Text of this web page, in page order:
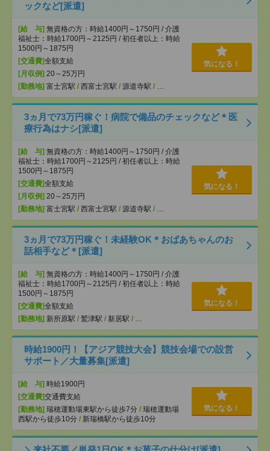
ックなど[派遣]
[給 与] 無資格の方：時給1400円～1750円 / 介護
福祉士：時給1700円～2125円 / 初任者以上：時給
1500円～1875円
[交通費]全額支給
[月収例] 20～25万円
[勤務地] 富士宮駅 / 西富士宮駅 / 源道寺駅 / …
気になる！
3ヵ月で73万円稼ぐ！病院で備品のチェックなど＊医
療行為はナシ[派遣]
[給 与] 無資格の方：時給1400円～1750円 / 介護
福祉士：時給1700円～2125円 / 初任者以上：時給
1500円～1875円
[交通費]全額支給
[月収例] 20～25万円
[勤務地] 富士宮駅 / 西富士宮駅 / 源道寺駅 / …
気になる！
3ヵ月で73万円稼ぐ！未経験OK＊おばあちゃんのお
話相手など＊[派遣]
[給 与] 無資格の方：時給1400円～1750円 / 介護
福祉士：時給1700円～2125円 / 初任者以上：時給
1500円～1875円
[交通費]全額支給
[勤務地] 新所原駅 / 鷲津駅 / 新居駅 / …
気になる！
時給1900円！【アジア競技大会】競技会場での設営
サポート／大量募集[派遣]
[給 与] 時給1900円
[交通費]交通費支給
[勤務地] 瑞穂運動場東駅から徒歩7分 / 瑞穂運動場
西駅から徒歩10分 / 新瑞橋駅から徒歩10分
気になる！